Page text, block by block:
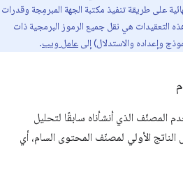
على طريقة تنفيذ مكتبة الجهة المبرمِجة وقدرات
هي نقل جميع الرموز البرمجية ذات
والاستدلال) إلىعامل ويب .
الذي أنشأناه سابقًا لتحليل
الأولي لمصنّف المحتوى السام، أي